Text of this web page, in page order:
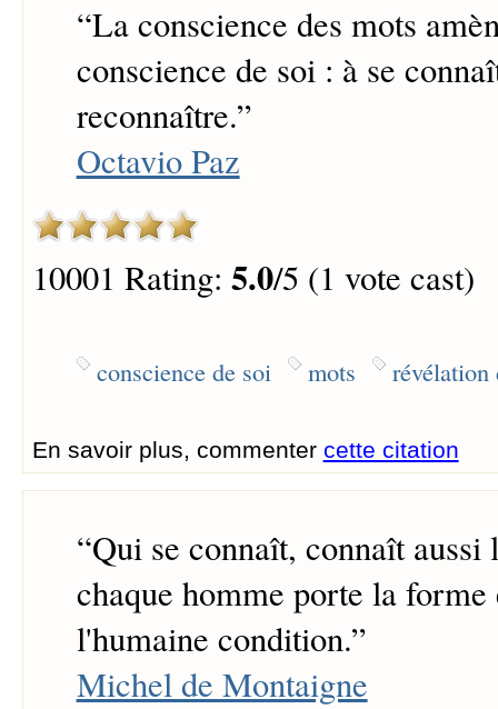
“La conscience des mots
conscience de soi : à se
reconnaître.”
Octavio Paz
10001 Rating: 5.0/5 (1 vote cast)
conscience de soi mots révélation
En savoir plus, commenter cette citation
“Qui se connaît, connaît aussi
chaque homme porte la forme
l'humaine condition.”
Michel de Montaigne